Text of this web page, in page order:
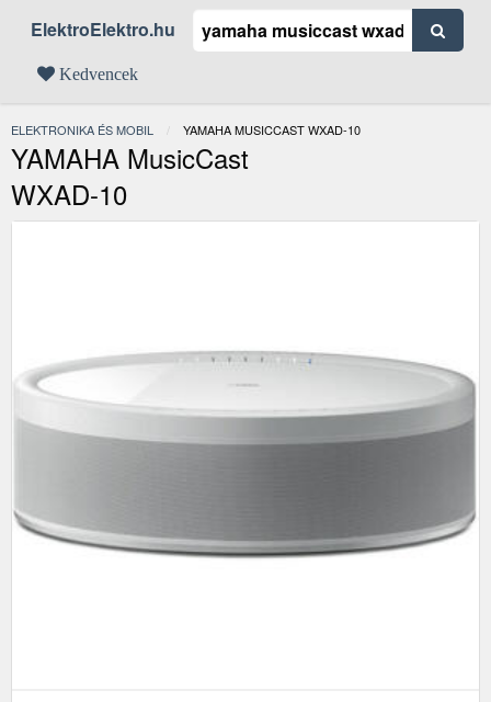
ElektroElektro.hu
Kedvencek
ELEKTRONIKA ÉS MOBIL JELENLEGI:
YAMAHA MUSICCAST WXAD-10
YAMAHA MusicCast
WXAD-10